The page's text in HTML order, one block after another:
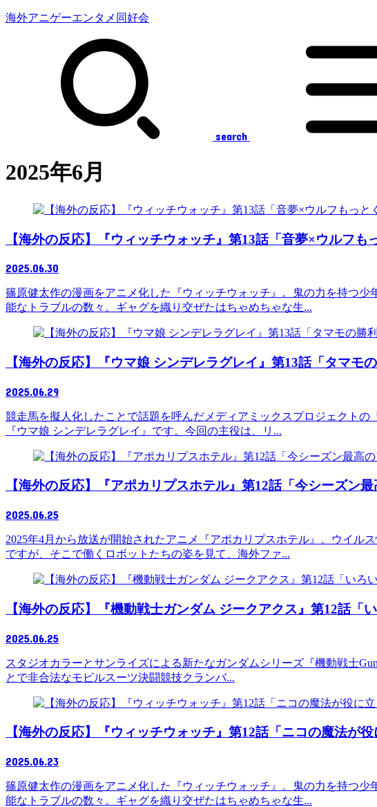
海外アニゲーエンタメ同好会
search
2025年6月
【海外の反応】『ウィッチウォッチ』第13話「音夢×ウルフも
2025.06.30
篠原健太作の漫画をアニメ化した『ウィッチウォッチ』。鬼の力を持つ
能なトラブルの数々。ギャグを織り交ぜたはちゃめちゃな生...
【海外の反応】『ウマ娘 シンデレラグレイ』第13話「タマモ
2025.06.29
競走馬を擬人化したことで話題を呼んだメディアミックスプロジェクト
『ウマ娘 シンデレラグレイ』です。今回の主役は、リ...
【海外の反応】『アポカリプスホテル』第12話「今シーズン最
2025.06.25
2025年4月から放送が開始されたアニメ『アポカリプスホテル』。ウイ
ですが、そこで働くロボットたちの姿を見て、海外ファ...
【海外の反応】『機動戦士ガンダム ジークアクス』第12話「
2025.06.25
スタジオカラーとサンライズによる新たなガンダムシリーズ『機動戦士
とで非合法なモビルスーツ決闘競技クランバ...
【海外の反応】『ウィッチウォッチ』第12話「ニコの魔法が役
2025.06.23
篠原健太作の漫画をアニメ化した『ウィッチウォッチ』。鬼の力を持つ
能なトラブルの数々。ギャグを織り交ぜたはちゃめちゃな生...